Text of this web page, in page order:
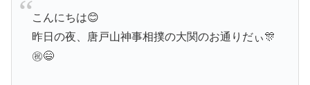
こんにちは😊
昨日の夜、唐戸山神事相撲の大関のお通りだぃ🎊
㊗️😄